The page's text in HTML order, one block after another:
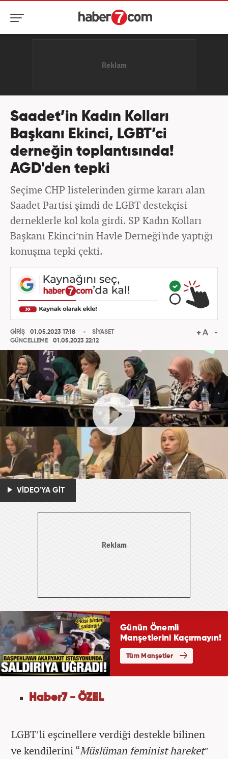
Saadet’in Kadın Kolları
Başkanı Ekinci, LGBT’ci
derneğin toplantısında!
AGD'den tepki
Seçime CHP listelerinden girme kararı alan
Saadet Partisi şimdi de LGBT destekçisi
derneklerle kol kola girdi. SP Kadın Kolları
Başkanı Ekinci’nin Havle Derneği'nde yaptığı
konuşma tepki çekti.
GİRİŞ
01.05.2023 17:18
GÜNCELLEME
01.05.2023 22:12
SİYASET
VİDEO'YA GİT
Haber7 - ÖZEL
LGBT’li eşcinellere verdiği destekle bilinen
ve kendilerini “Müslüman feminist hareket”